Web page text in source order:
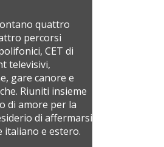
quattro
percorsi
CET di
televisivi,
gare canore e
Riuniti insieme
di amore per la
di affermarsi
italiano e estero.